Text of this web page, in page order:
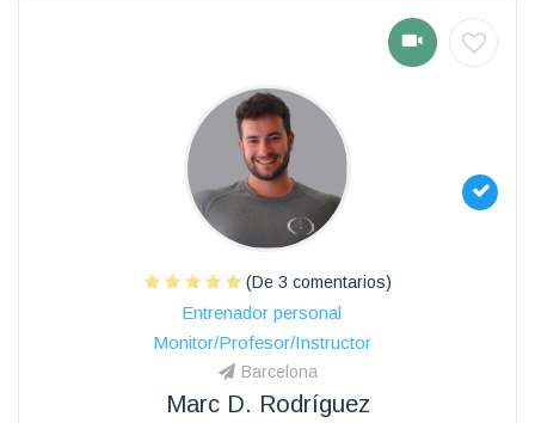
(De 3 comentarios)
Entrenador personal
Monitor/Profesor/Instructor
Barcelona
Marc D. Rodríguez